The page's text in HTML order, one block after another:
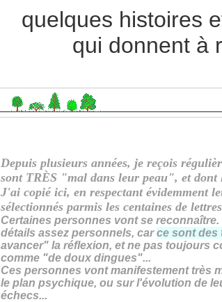
quelques histoires
qui donnent à
Depuis plusieurs années, je reçois
sont TRÈS "mal dans leur peau", et dont
J'ai copié ici, en respectant évidemment
sélectionnés parmis les centaines de
Certaines personnes vont se
détails assez personnels, carce sont des
avancer" la réflexion, et ne pas toujours
comme "de doux dingues"...
Ces personnes vont manifestement très
le plan psychique, ou sur l'évolution de
échecs...